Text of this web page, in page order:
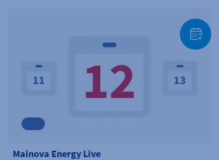
Mainova Energy Live